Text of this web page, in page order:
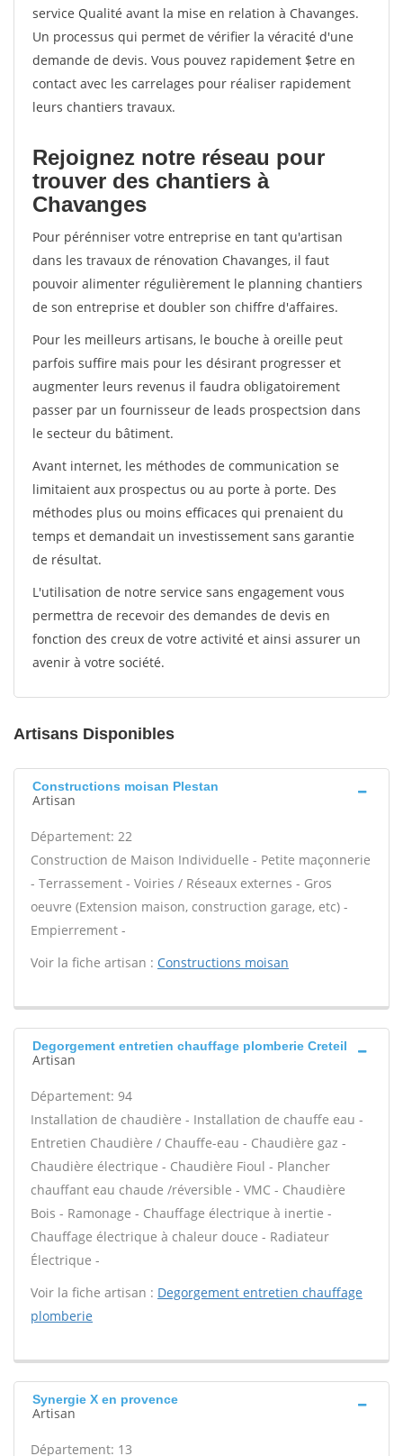
service Qualité avant la mise en relation à Chavanges.
Un processus qui permet de vérifier la véracité d'une
demande de devis. Vous pouvez rapidement $etre en
contact avec les carrelages pour réaliser rapidement
leurs chantiers travaux.
Rejoignez notre réseau pour
trouver des chantiers à
Chavanges
Pour pérénniser votre entreprise en tant qu'artisan
dans les travaux de rénovation Chavanges, il faut
pouvoir alimenter régulièrement le planning chantiers
de son entreprise et doubler son chiffre d'affaires.
Pour les meilleurs artisans, le bouche à oreille peut
parfois suffire mais pour les désirant progresser et
augmenter leurs revenus il faudra obligatoirement
passer par un fournisseur de leads prospectsion dans
le secteur du bâtiment.
Avant internet, les méthodes de communication se
limitaient aux prospectus ou au porte à porte. Des
méthodes plus ou moins efficaces qui prenaient du
temps et demandait un investissement sans garantie
de résultat.
L'utilisation de notre service sans engagement vous
permettra de recevoir des demandes de devis en
fonction des creux de votre activité et ainsi assurer un
avenir à votre société.
Artisans Disponibles
Constructions moisan Plestan
Artisan
Département: 22
Construction de Maison Individuelle - Petite maçonnerie
- Terrassement - Voiries / Réseaux externes - Gros
oeuvre (Extension maison, construction garage, etc) -
Empierrement -
Voir la fiche artisan : Constructions moisan
Degorgement entretien chauffage plomberie Creteil
Artisan
Département: 94
Installation de chaudière - Installation de chauffe eau -
Entretien Chaudière / Chauffe-eau - Chaudière gaz -
Chaudière électrique - Chaudière Fioul - Plancher
chauffant eau chaude /réversible - VMC - Chaudière
Bois - Ramonage - Chauffage électrique à inertie -
Chauffage électrique à chaleur douce - Radiateur
Électrique -
Voir la fiche artisan : Degorgement entretien chauffage
plomberie
Synergie X en provence
Artisan
Département: 13